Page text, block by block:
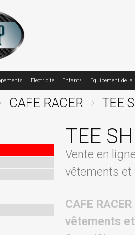
Electricite Enfants Equipement de la
CAFE RACER TEE
TEE
Vente en
vêtements et
CAFE
vêtements